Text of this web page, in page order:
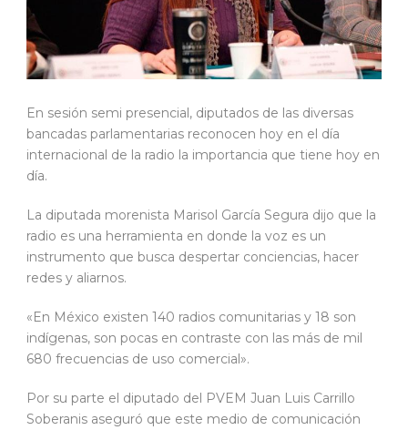
En sesión semi presencial, diputados de las diversas
bancadas parlamentarias reconocen hoy en el día
internacional de la radio la importancia que tiene hoy en
día.
La diputada morenista Marisol García Segura dijo que la
radio es una herramienta en donde la voz es un
instrumento que busca despertar conciencias, hacer
redes y aliarnos.
«En México existen 140 radios comunitarias y 18 son
indígenas, son pocas en contraste con las más de mil
680 frecuencias de uso comercial».
Por su parte el diputado del PVEM Juan Luis Carrillo
Soberanis aseguró que este medio de comunicación